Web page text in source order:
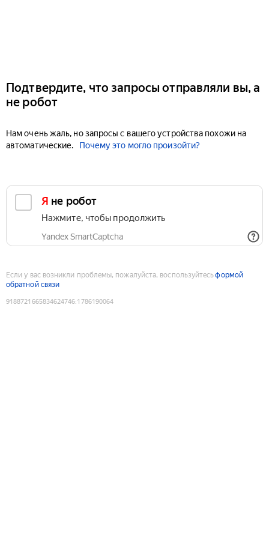
Подтвердите, что запросы отправляли вы, а
не робот
Нам очень жаль, но запросы с вашего устройства похожи на
автоматические.
Почему это могло произойти?
Я не робот
Нажмите, чтобы продолжить
Yandex SmartCaptcha
Если у вас возникли проблемы, пожалуйста, воспользуйтесьформой
обратной связи
9188721665834624746:1786190064